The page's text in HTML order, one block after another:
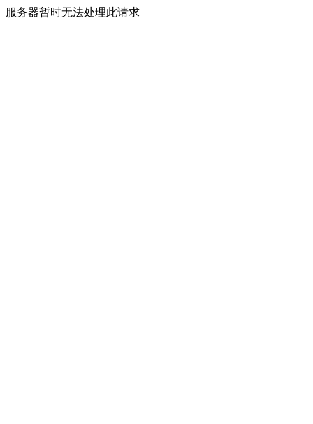
服务器暂时无法处理此请求